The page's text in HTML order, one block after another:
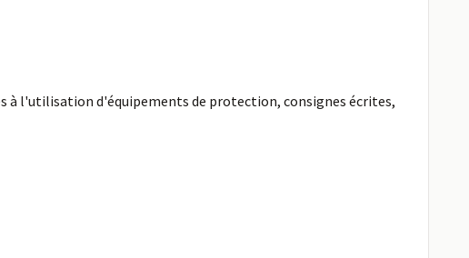
à l'utilisation d'équipements de protection, consignes écrites,